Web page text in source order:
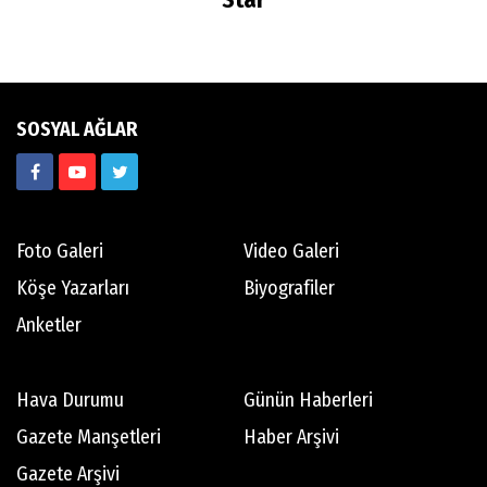
SOSYAL AĞLAR
Foto Galeri
Video Galeri
Köşe Yazarları
Biyografiler
Anketler
Hava Durumu
Günün Haberleri
Gazete Manşetleri
Haber Arşivi
Gazete Arşivi